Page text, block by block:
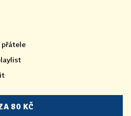
přátele
80 KČ